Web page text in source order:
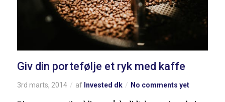
Giv din portefølje et ryk med kaffe
3rd marts, 2014 af Invested dk No comments yet